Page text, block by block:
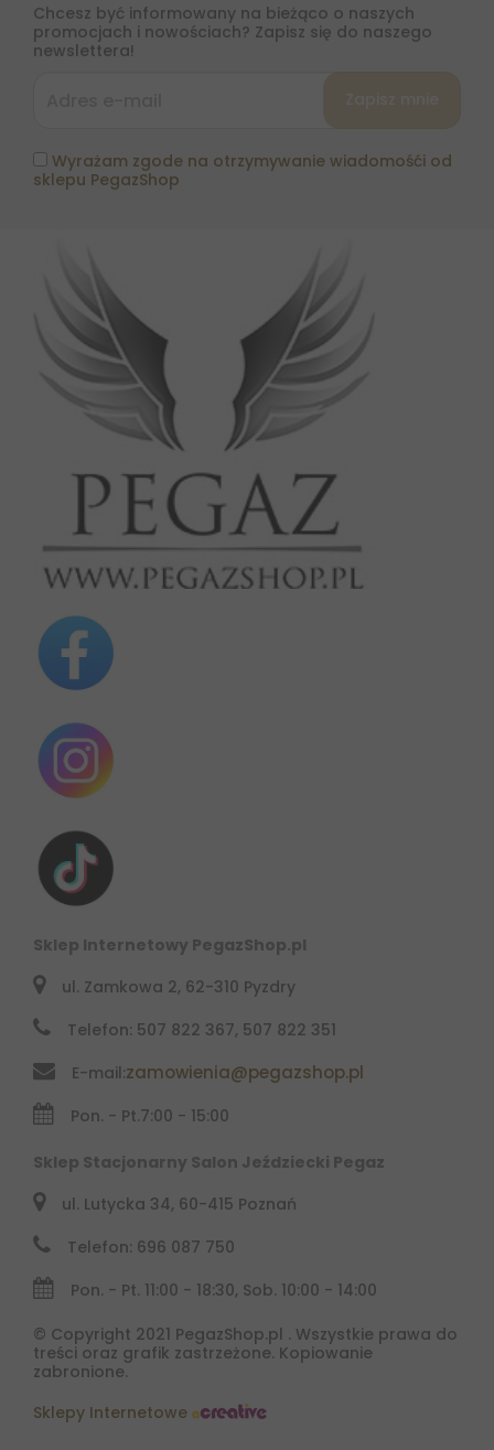
Chcesz być informowany na bieżąco o naszych
promocjach i nowościach? Zapisz się do naszego
newslettera!
Wyrażam zgode na otrzymywanie wiadomośći od
sklepu PegazShop
Sklep Internetowy PegazShop.pl
ul. Zamkowa 2, 62-310 Pyzdry
Telefon: 507 822 367, 507 822 351
E-mail:zamowienia@pegazshop.pl
Pon. - Pt.7:00 - 15:00
Sklep Stacjonarny Salon Jeździecki Pegaz
ul. Lutycka 34, 60-415 Poznań
Telefon: 696 087 750
Pon. - Pt. 11:00 - 18:30, Sob. 10:00 - 14:00
© Copyright 2021 PegazShop.pl . Wszystkie prawa do
treści oraz grafik zastrzeżone. Kopiowanie
zabronione.
Sklepy Internetowe